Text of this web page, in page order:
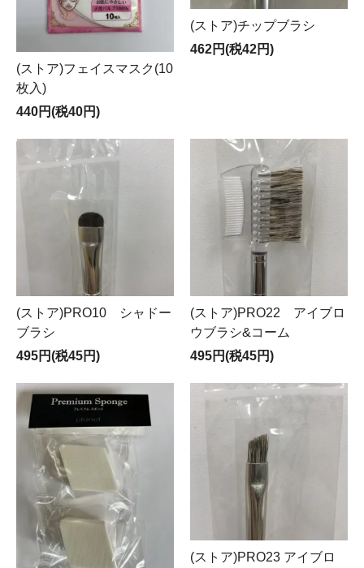
(ストア)フェイスマスク(10
枚入)
440円(税40円)
(ストア)チップブラシ
462円(税42円)
(ストア)PRO10 シャドー
ブラシ
495円(税45円)
(ストア)PRO22 アイブロ
ウブラシ&コーム
495円(税45円)
(ストア)PRO23 アイブロ